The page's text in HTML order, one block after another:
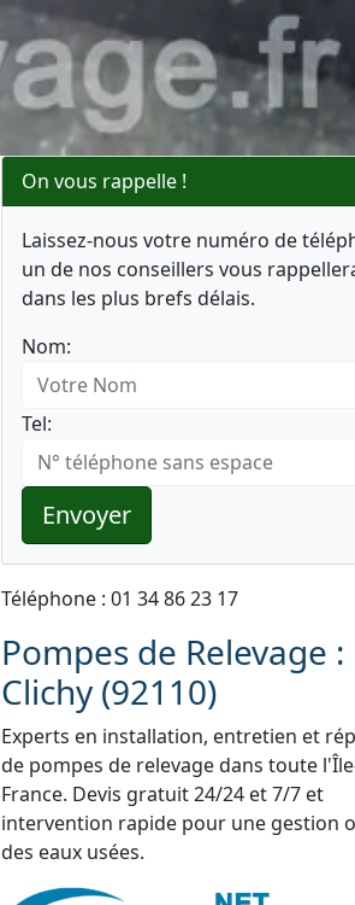
On vous rappelle !
Laissez-nous votre numéro de
un de nos conseillers vous
dans les plus brefs délais.
Nom:
Tel:
Envoyer
Téléphone : 01 34 86 23 17
Pompes de Relevage :
Clichy (92110)
Experts en installation, entretien et
de pompes de relevage dans toute
France. Devis gratuit 24/24 et 7/7 et
intervention rapide pour une gestion
des eaux usées.